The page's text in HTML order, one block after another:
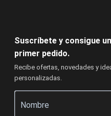
Suscríbete y consigue
primer pedido.
Recibe ofertas, novedades y
personalizadas.